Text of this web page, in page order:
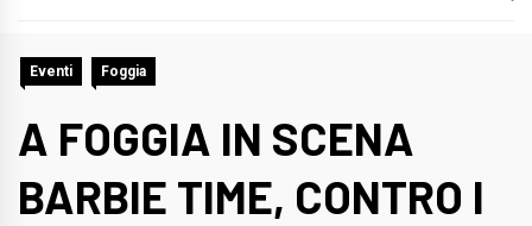
Eventi Foggia
A FOGGIA IN SCENA
BARBIE TIME, CONTRO I